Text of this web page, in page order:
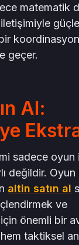
matematik
geçer.
Al:
sadece oyun
değildir.
altin satın al
ve
önemli bir
taktiksel